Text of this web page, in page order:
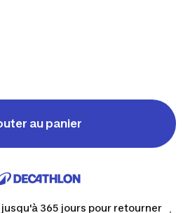
au panier
365 jours pour retourner